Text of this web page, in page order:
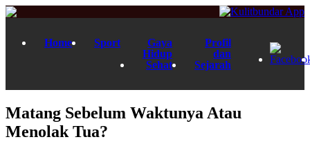
Home Sport
Gaya
Hidup
Sehat
Profil
dan
Sejarah
Matang Sebelum Waktunya Atau
Menolak Tua?